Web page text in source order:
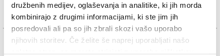
družbenih medijev, oglaševanja in analitike, ki jih morda
kombinirajo z drugimi informacijami, ki ste jim jih
posredovali ali pa so jih zbrali skozi vašo uporabo
njihovih storitev. Če želite še naprej uporabljati našo